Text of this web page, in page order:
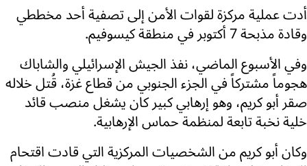
أدت عملية مركزة لقوات الأمن إلى تصفية أحد مخططي
وقادة مذبحة 7 أكتوبر في منطقة كيسوفيم.
وفي الأسبوع الماضي، نفذ الجيش الإسرائيلي والشاباك
هجوماً مشتركاً في الجزء الجنوبي من قطاع غزة، قُتل خلاله
صقر أبو كريم، وهو إرهابي كبير كان يشغل منصب قائد
خلية نخبة تابعة لمنظمة حماس الإرهابية.
وكان أبو كريم من الشخصيات المركزية التي قادت اقتحام